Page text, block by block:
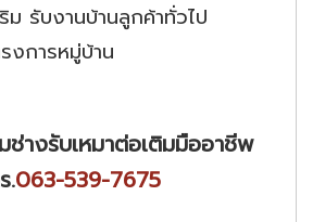
รับงานบ้านลูกค้าทั่วไป
งการหมู่บ้าน
ช่างรับเหมาต่อเติมมืออาชีพ
.063-539-7675